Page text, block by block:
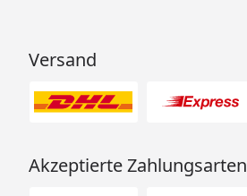
Versand
Akzeptierte Zahlungsarten